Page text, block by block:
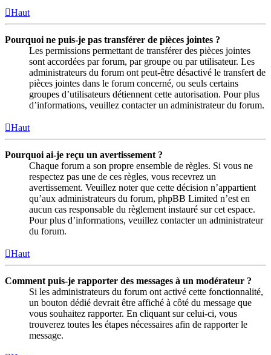
Haut
Pourquoi ne puis-je pas transférer de pièces jointes ?
Les permissions permettant de transférer des pièces jointes
sont accordées par forum, par groupe ou par utilisateur. Les
administrateurs du forum ont peut-être désactivé le transfert de
pièces jointes dans le forum concerné, ou seuls certains
groupes d’utilisateurs détiennent cette autorisation. Pour plus
d’informations, veuillez contacter un administrateur du forum.
Haut
Pourquoi ai-je reçu un avertissement ?
Chaque forum a son propre ensemble de règles. Si vous ne
respectez pas une de ces règles, vous recevrez un
avertissement. Veuillez noter que cette décision n’appartient
qu’aux administrateurs du forum, phpBB Limited n’est en
aucun cas responsable du règlement instauré sur cet espace.
Pour plus d’informations, veuillez contacter un administrateur
du forum.
Haut
Comment puis-je rapporter des messages à un modérateur ?
Si les administrateurs du forum ont activé cette fonctionnalité,
un bouton dédié devrait être affiché à côté du message que
vous souhaitez rapporter. En cliquant sur celui-ci, vous
trouverez toutes les étapes nécessaires afin de rapporter le
message.